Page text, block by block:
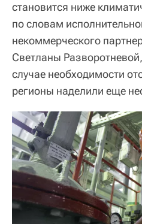
становится ниже
по словам
некоммерческого
Светланы
случае необходимости
регионы наделили еще